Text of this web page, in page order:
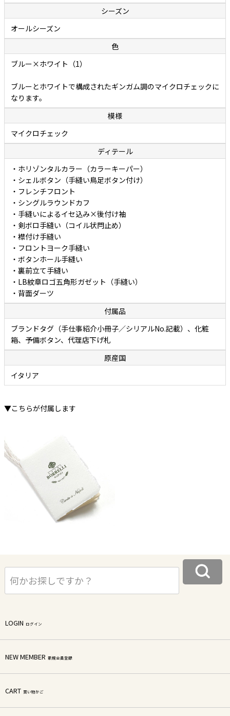
地ではなく、アルビニ社傘下の2つの高級ブランドの生地になります。
つまり、英国王室御用達のThomas Mason（トーマスメイソン）と、
世界で最も細い糸を 紡ぐことで知られるDavid & John Anderson（デ
ビッド・ジョン・アンダーソン）です。 生地の織ネームは付きません
が、実物に触れたら一発でそれと分かるはずです。
シーズン
オールシーズン
色
ブルー×ホワイト（1）
ブルーとホワイトで構成されたギンガム調のマイクロチェックに
なります。
模様
マイクロチェック
ディテール
・ホリゾンタルカラー（カラーキーパー）
・シェルボタン（手縫い鳥足ボタン付け）
・フレンチフロント
・シングルラウンドカフ
・手縫いによるイセ込み×後付け袖
・剣ボロ手縫い（コイル状閂止め）
・襟付け手縫い
・フロントヨーク手縫い
・ボタンホール手縫い
・裏前立て手縫い
・LB紋章ロゴ五角形ガゼット（手縫い）
・背面ダーツ
付属品
ブランドタグ（手仕事紹介小冊子／シリアルNo.記載）、化粧
箱、予備ボタン、代理店下げ札
原産国
イタリア
▼こちらが付属します
LOGIN ログイン
NEW MEMBER 新規会員登録
CART 買い物かご